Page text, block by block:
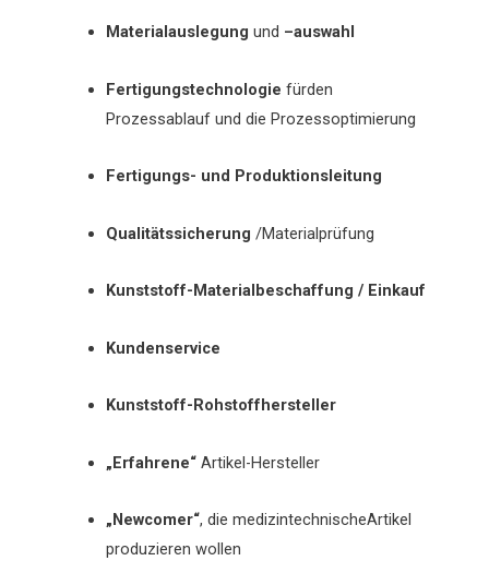
Materialauslegung und –auswahl
Fertigungstechnologie fürden
Prozessablauf und die Prozessoptimierung
Fertigungs- und Produktionsleitung
Qualitätssicherung /Materialprüfung
Kunststoff-Materialbeschaffung / Einkauf
Kundenservice
Kunststoff-Rohstoffhersteller
„Erfahrene“Artikel-Hersteller
„Newcomer“, die medizintechnischeArtikel
produzieren wollen